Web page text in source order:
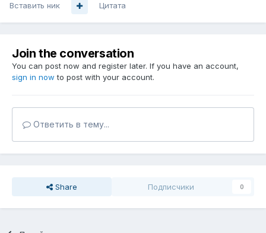
Вставить ник Цитата
Join the conversation
You can post now and register later. If you have an account,
sign in now to post with your account.
Ответить в тему...
Share Подписчики 0